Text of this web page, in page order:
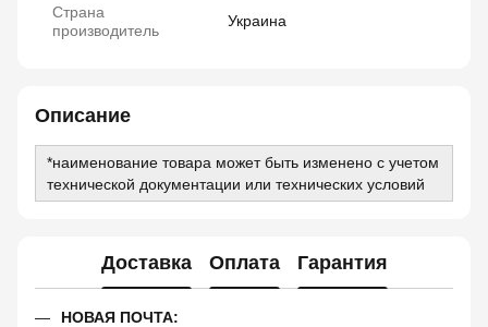
Страна
производитель
Украина
Описание
*наименование товара может быть изменено с учетом
технической документации или технических условий
Доставка Оплата Гарантия
НОВАЯ ПОЧТА: